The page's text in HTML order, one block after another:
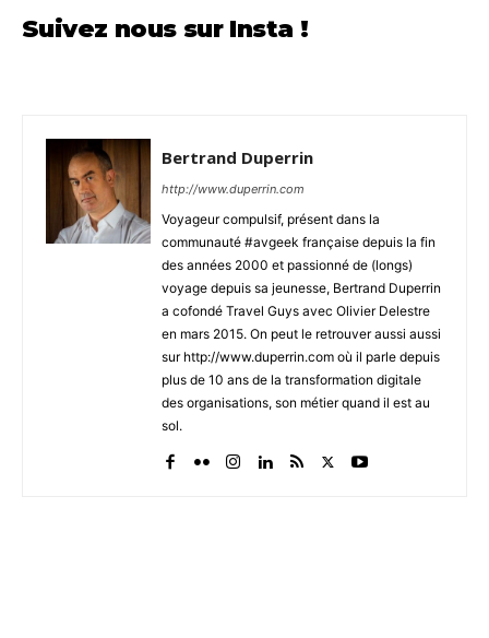
Suivez nous sur Insta !
Bertrand Duperrin
http://www.duperrin.com
Voyageur compulsif, présent dans la
communauté #avgeek française depuis la fin
des années 2000 et passionné de (longs)
voyage depuis sa jeunesse, Bertrand Duperrin
a cofondé Travel Guys avec Olivier Delestre
en mars 2015. On peut le retrouver aussi aussi
sur http://www.duperrin.com où il parle depuis
plus de 10 ans de la transformation digitale
des organisations, son métier quand il est au
sol.